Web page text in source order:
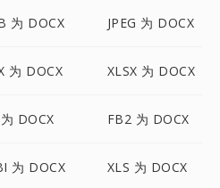
为 DOCX JPEG 为 DOCX
为 DOCX XLSX 为 DOCX
DOCX FB2 为 DOCX
为 DOCX XLS 为 DOCX